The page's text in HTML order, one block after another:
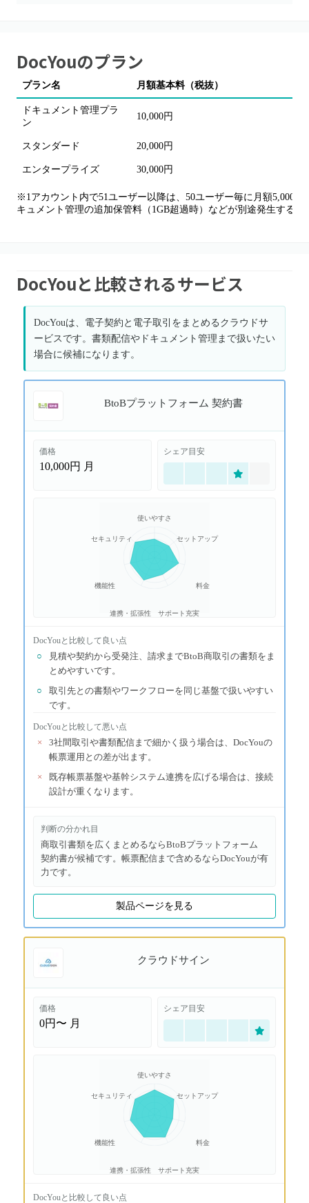
DocYouのプラン
プラン名 月額基本料（税抜）
ドキュメント管理プラ
ン
10,000円
スタンダード 20,000円
エンタープライズ 30,000円
※1アカウント内で51ユーザー以降は、50ユーザー毎に月額5,000
キュメント管理の追加保管料（1GB超過時）などが別途発生する
DocYouと比較されるサービス
DocYouは、電子契約と電子取引をまとめるクラウドサ
ービスです。書類配信やドキュメント管理まで扱いたい
場合に候補になります。
BtoBプラットフォーム 契約書
価格
10,000円 月
シェア目安
使いやすさ
セットアップ
料金
サポート充実
連携・拡張性
機能性
セキュリティ
DocYouと比較して良い点
○
見積や契約から受発注、請求までBtoB商取引の書類をま
とめやすいです。
○
取引先との書類やワークフローを同じ基盤で扱いやすい
です。
DocYouと比較して悪い点
×
3社間取引や書類配信まで細かく扱う場合は、DocYouの
帳票運用との差が出ます。
×
既存帳票基盤や基幹システム連携を広げる場合は、接続
設計が重くなります。
判断の分かれ目
商取引書類を広くまとめるならBtoBプラットフォーム
契約書が候補です。帳票配信まで含めるならDocYouが有
力です。
製品ページを見る
クラウドサイン
価格
0円〜 月
シェア目安
使いやすさ
セットアップ
料金
サポート充実
連携・拡張性
機能性
セキュリティ
DocYouと比較して良い点